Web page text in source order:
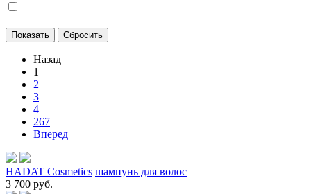
Назад
1
2
3
4
267
Вперед
HADAT Cosmetics шампунь для волос
3 700 руб.